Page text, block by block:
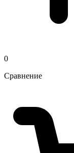
0
Сравнение